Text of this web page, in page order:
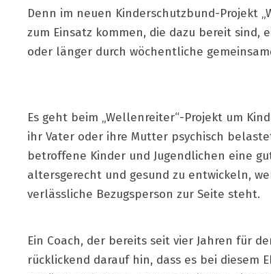
Denn im neuen Kinderschutzbund-Projekt
zum Einsatz kommen, die dazu bereit
oder länger durch wöchentliche
Es geht beim „Wellenreiter“-Projekt um
ihr Vater oder ihre Mutter psychisch
betroffene Kinder und Jugendlichen eine
altersgerecht und gesund zu entwickeln,
verlässliche Bezugsperson zur Seite steht.
Ein Coach, der bereits seit vier Jahren für
rücklickend darauf hin, dass es bei diesem